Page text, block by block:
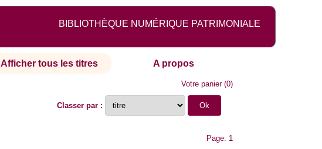
BIBLIOTHÈQUE NUMÉRIQUE PATRIMONIALE
Afficher tous les titres A propos
Votre panier(0)
Classer par :
Page: 1